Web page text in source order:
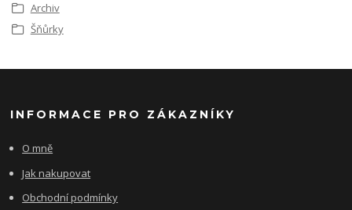
Archiv
Šňůrky
INFORMACE PRO ZÁKAZNÍKY
O mně
Jak nakupovat
Obchodní podmínky